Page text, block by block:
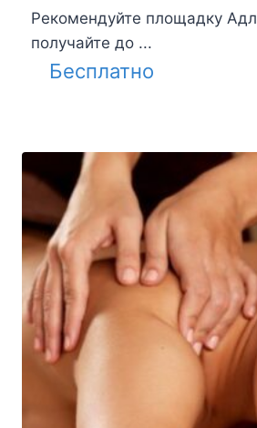
Рекомендуйте площадку
получайте до ...
Бесплатно